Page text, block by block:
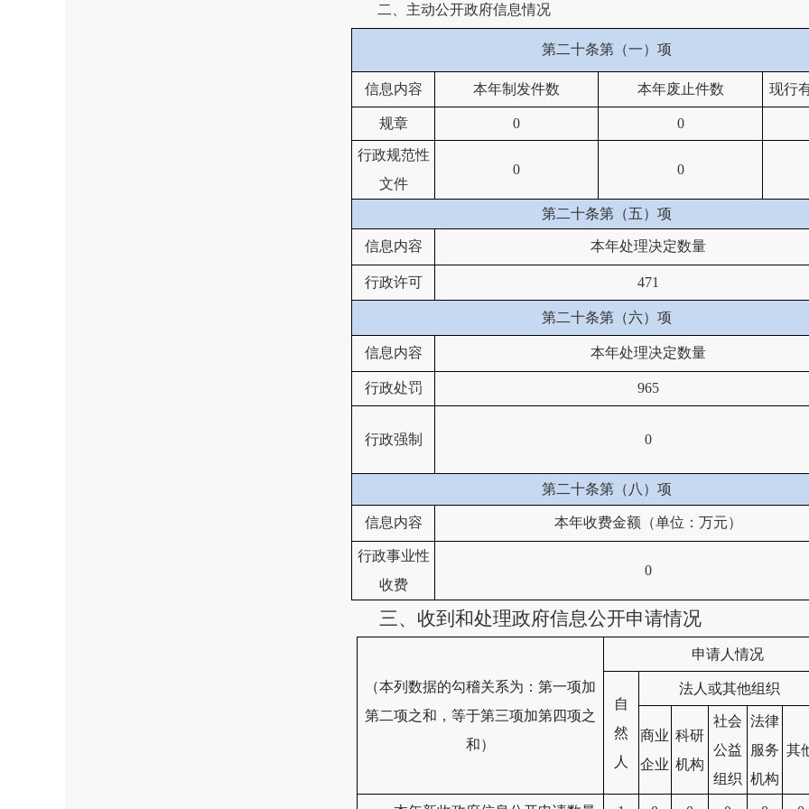
二、主动公开政府信息情况
第二十条第（一）项
信息内容 本年制发件数 本年废止件数 现行
规章 0 0
行政规范性
文件
0 0
第二十条第（五）项
信息内容 本年处理决定数量
行政许可 471
第二十条第（六）项
信息内容 本年处理决定数量
行政处罚 965
行政强制 0
第二十条第（八）项
信息内容 本年收费金额（单位：万元）
行政事业性
收费
0
三、收到和处理政府信息公开申请情况
（本列数据的勾稽关系为：第一项加
第二项之和，等于第三项加第四项之
和）
申请人情况
自
然
人
法人或其他组织
商业
企业
科研
机构
社会
公益
组织
法律
服务
机构
其